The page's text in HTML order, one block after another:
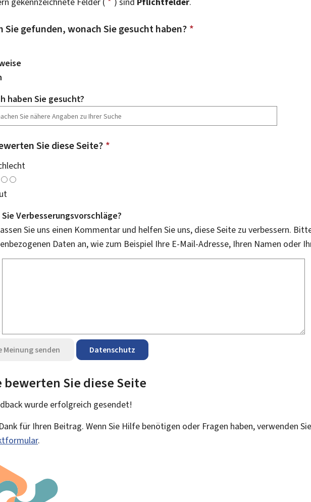
Sie gefunden, wonach Sie gesucht haben? *
haben Sie gesucht?
Sie diese Seite? *
Verbesserungsvorschläge?
Sie uns einen Kommentar und helfen Sie uns, diese Seite zu verbessern.
Daten an, wie zum Beispiel Ihre E-Mail-Adresse, Ihren Namen oder
Meinung senden Datenschutz
bewerten Sie diese Seite
wurde erfolgreich gesendet!
für Ihren Beitrag. Wenn Sie Hilfe benötigen oder Fragen haben, verwenden
.